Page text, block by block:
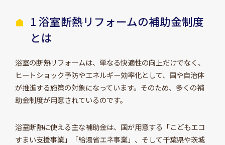
1 浴室断熱リフォームの補助金制度
とは
浴室の断熱リフォームは、単なる快適性の向上だけでなく、
ヒートショック予防やエネルギー効率化として、国や自治体
が推進する施策の対象になっています。そのため、多くの補
助金制度が用意されているのです。
浴室断熱に使える主な補助金は、国が用意する「こどもエコ
すまい支援事業」「給湯省エネ事業」、そして千葉県や茨城